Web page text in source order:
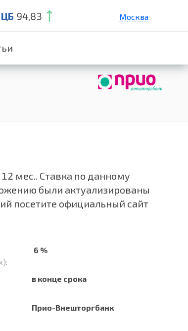
ЦБ 94,83 Москва
Краснодар
Нижний Новгород
мес.. Ставка по данному
были актуализированы
посетите официальный сайт
6 %
в конце срока
Прио-Внешторгбанк